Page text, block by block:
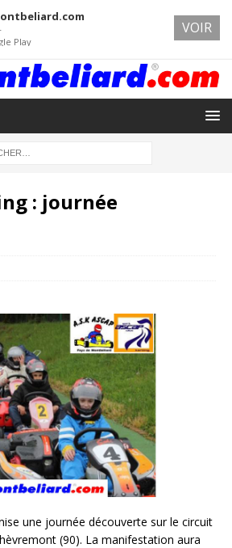
: journée
une journée découverte sur le circuit
(90). La manifestation aura
Play
VOIR